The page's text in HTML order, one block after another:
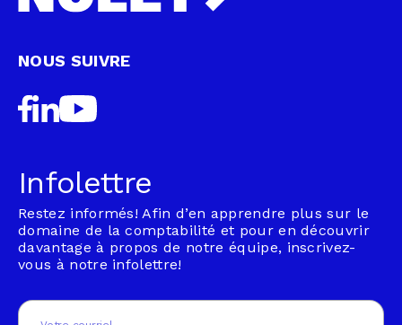
NOUS SUIVRE
Infolettre
Restez informés! Afin d’en apprendre plus sur le
domaine de la comptabilité et pour en découvrir
davantage à propos de notre équipe, inscrivez-
vous à notre infolettre!
Email